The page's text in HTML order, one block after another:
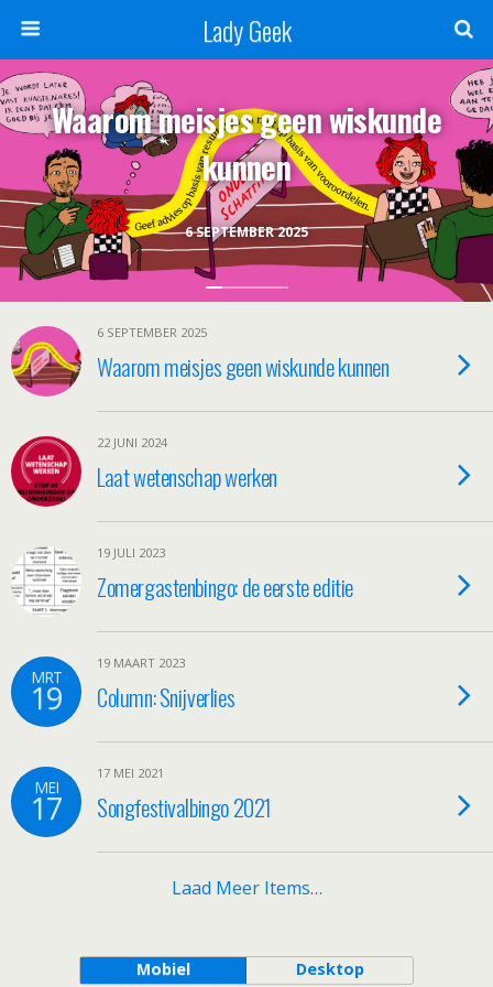
Lady Geek
6 SEPTEMBER 2025
Waarom meisjes geen wiskunde
kunnen
6 SEPTEMBER 2025
Waarom meisjes geen wiskunde kunnen
22 JUNI 2024
Laat wetenschap werken
19 JULI 2023
Zomergastenbingo: de eerste editie
MRT
19
19 MAART 2023
Column: Snijverlies
MEI
17
17 MEI 2021
Songfestivalbingo 2021
Laad Meer Items…
Mobiel Desktop